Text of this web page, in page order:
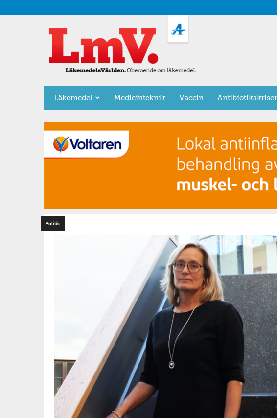
LäkemedelsVärlden
Läkemedel Medicinteknik Vaccin
Politik